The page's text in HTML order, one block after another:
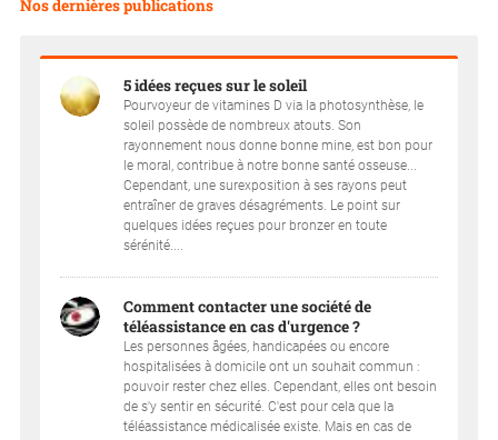
Nos dernières publications
5 idées reçues sur le soleil
Pourvoyeur de vitamines D via la photosynthèse, le
soleil possède de nombreux atouts. Son
rayonnement nous donne bonne mine, est bon pour
le moral, contribue à notre bonne santé osseuse...
Cependant, une surexposition à ses rayons peut
entraîner de graves désagréments. Le point sur
quelques idées reçues pour bronzer en toute
sérénité....
Comment contacter une société de
téléassistance en cas d'urgence ?
Les personnes âgées, handicapées ou encore
hospitalisées à domicile ont un souhait commun :
pouvoir rester chez elles. Cependant, elles ont besoin
de s'y sentir en sécurité. C'est pour cela que la
téléassistance médicalisée existe. Mais en cas de